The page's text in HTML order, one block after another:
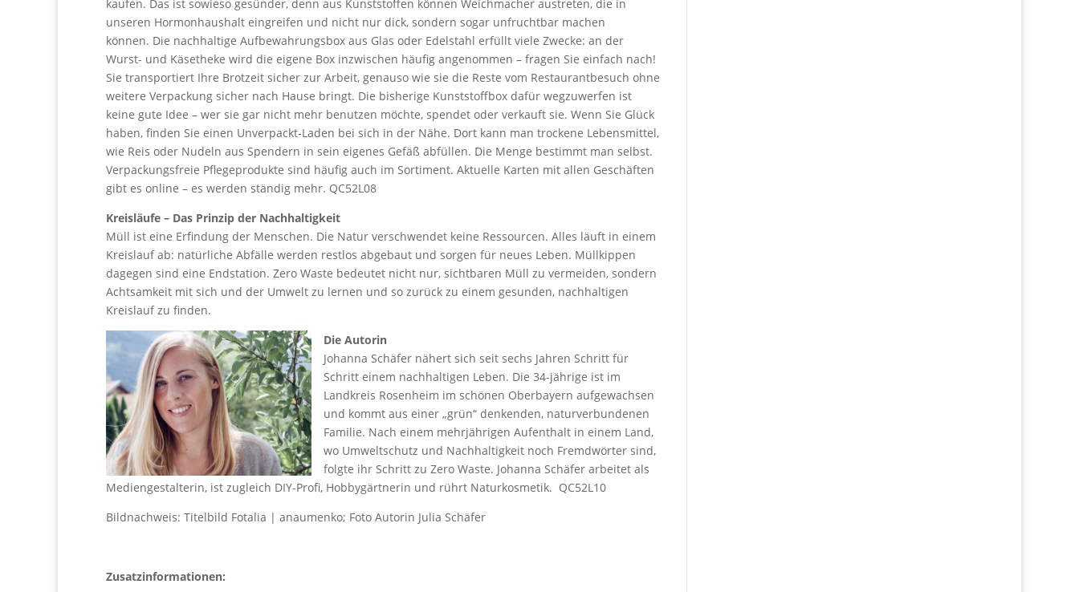
kaufen. Das ist sowieso gesünder, denn aus Kunststoffen können Weichmacher austreten, die in
unseren Hormonhaushalt eingreifen und nicht nur dick, sondern sogar unfruchtbar machen
können. Die nachhaltige Aufbewahrungsbox aus Glas oder Edelstahl erfüllt viele Zwecke: an der
Wurst- und Käsetheke wird die eigene Box inzwischen häufig angenommen – fragen Sie einfach nach!
Sie transportiert Ihre Brotzeit sicher zur Arbeit, genauso wie sie die Reste vom Restaurantbesuch ohne
weitere Verpackung sicher nach Hause bringt. Die bisherige Kunststoffbox dafür wegzuwerfen ist
keine gute Idee – wer sie gar nicht mehr benutzen möchte, spendet oder verkauft sie. Wenn Sie Glück
haben, finden Sie einen Unverpackt-Laden bei sich in der Nähe. Dort kann man trockene Lebensmittel,
wie Reis oder Nudeln aus Spendern in sein eigenes Gefäß abfüllen. Die Menge bestimmt man selbst.
Verpackungsfreie Pflegeprodukte sind häufig auch im Sortiment. Aktuelle Karten mit allen Geschäften
gibt es online – es werden ständig mehr. QC52L08
Kreisläufe – Das Prinzip der Nachhaltigkeit
Müll ist eine Erfindung der Menschen. Die Natur verschwendet keine Ressourcen. Alles läuft in einem
Kreislauf ab: natürliche Abfälle werden restlos abgebaut und sorgen für neues Leben. Müllkippen
dagegen sind eine Endstation. Zero Waste bedeutet nicht nur, sichtbaren Müll zu vermeiden, sondern
Achtsamkeit mit sich und der Umwelt zu lernen und so zurück zu einem gesunden, nachhaltigen
Kreislauf zu finden.
Die Autorin
Johanna Schäfer nähert sich seit sechs Jahren Schritt für
Schritt einem nachhaltigen Leben. Die 34-jährige ist im
Landkreis Rosenheim im schönen Oberbayern aufgewachsen
und kommt aus einer „grün“ denkenden, naturverbundenen
Familie. Nach einem mehrjährigen Aufenthalt in einem Land,
wo Umweltschutz und Nachhaltigkeit noch Fremdwörter sind,
folgte ihr Schritt zu Zero Waste. Johanna Schäfer arbeitet als
Mediengestalterin, ist zugleich DIY-Profi, Hobbygärtnerin und rührt Naturkosmetik. QC52L10
Bildnachweis: Titelbild Fotalia | anaumenko; Foto Autorin Julia Schäfer
Zusatzinformationen: